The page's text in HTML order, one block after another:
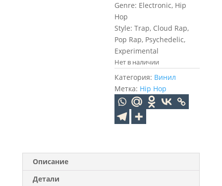
Genre: Electronic, Hip
Hop
Style: Trap, Cloud Rap,
Pop Rap, Psychedelic,
Experimental
Нет в наличии
Категория: Винил
Метка: Hip Hop
Описание
Детали